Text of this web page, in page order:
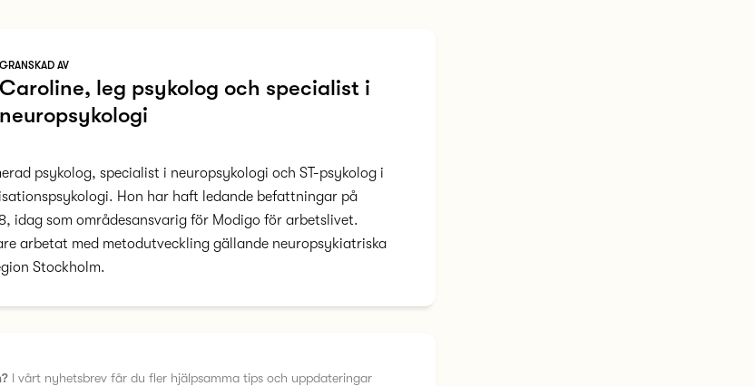
GRANSKAD AV
Caroline, leg psykolog och specialist i
neuropsykologi
psykolog, specialist i neuropsykologi och ST-psykolog i
Hon har haft ledande befattningar på
idag som områdesansvarig för Modigo för arbetslivet.
arbetat med metodutveckling gällande neuropsykiatriska
Stockholm.
I vårt nyhetsbrev får du fler hjälpsamma tips och uppdateringar